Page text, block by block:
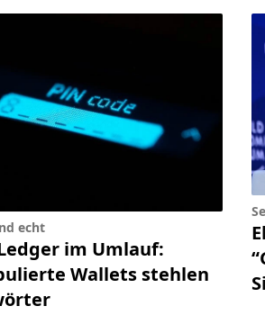
echt
im Umlauf:
Wallets stehlen